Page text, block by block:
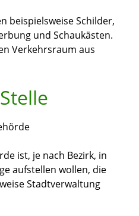
beispielsweise Schilder,
und Schaukästen.
Verkehrsraum aus
ist, je nach Bezirk, in
aufstellen wollen, die
Stadtverwaltung